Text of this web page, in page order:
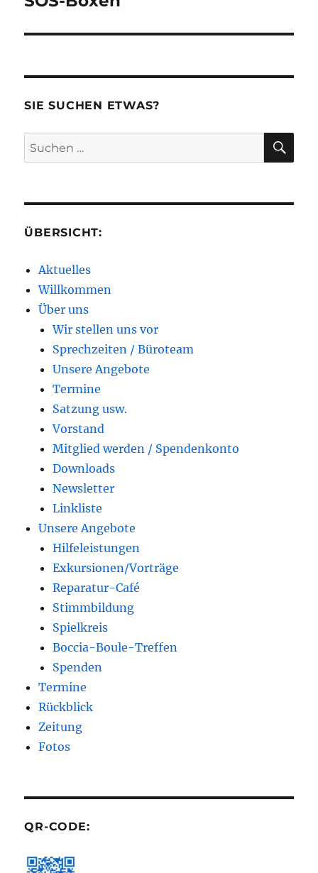
SIE SUCHEN ETWAS?
Suchen
nach:
ÜBERSICHT:
Aktuelles
Willkommen
Über uns
Wir stellen uns vor
Sprechzeiten / Büroteam
Unsere Angebote
Termine
Satzung usw.
Vorstand
Mitglied werden / Spendenkonto
Downloads
Newsletter
Linkliste
Unsere Angebote
Hilfeleistungen
Exkursionen/Vorträge
Reparatur-Café
Stimmbildung
Spielkreis
Boccia-Boule-Treffen
Spenden
Termine
Rückblick
Zeitung
Fotos
QR-CODE: